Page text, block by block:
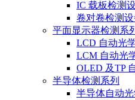
IC 载板检测
卷对卷检测设
平面显示器检测系
LCD 自动光
LCM 自动光
OLED 及TP
半导体检测系列
半导体自动